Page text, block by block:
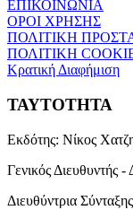
ΕΠΙΚΟΙΝΩΝΙΑ
ΟΡΟΙ ΧΡΗΣΗΣ
ΠΟΛΙΤΙΚΗ
ΠΟΛΙΤΙΚΗ
Κρατική Διαφήμιση
ΤΑΥΤΟΤΗΤΑ
Εκδότης: Νίκος
Γενικός Διευθυντής -
Διευθύντρια